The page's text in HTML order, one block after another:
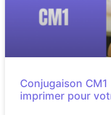
Conjugaison
imprimer pour